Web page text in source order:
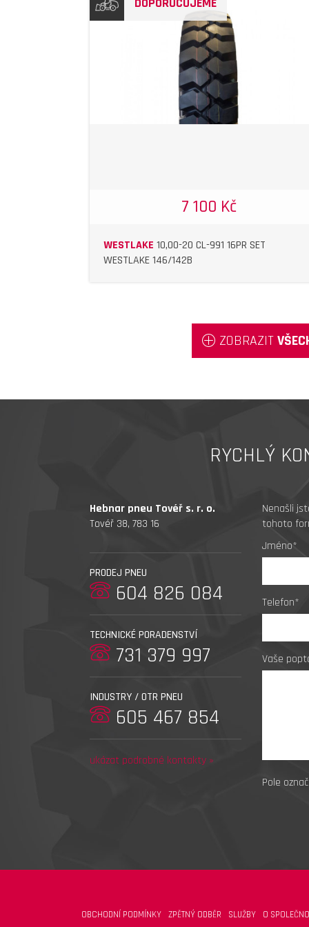
7 100 Kč
WESTLAKE 10,00-20 CL-991 16PR SET
WESTLAKE 146/142B
ZOBRAZIT
RYCHLÝ
Hebnar pneu Tovéř s. r. o.
Tovéř 38, 783 16
PRODEJ PNEU
604 826 084
TECHNICKÉ PORADENSTVÍ
731 379 997
INDUSTRY / OTR PNEU
605 467 854
ukázat podrobné kontakty »
Nenašli
tohoto
Jméno*
Telefon*
Vaše
Pole
OBCHODNÍ PODMÍNKY ZPĚTNÝ ODBĚR SLUŽBY O